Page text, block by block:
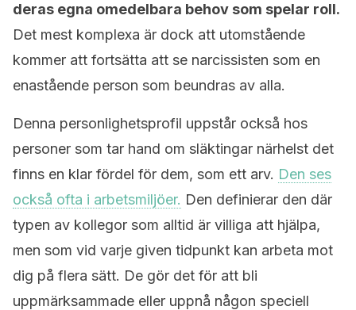
deras egna omedelbara behov som spelar roll.
Det mest komplexa är dock att utomstående
kommer att fortsätta att se narcissisten som en
enastående person som beundras av alla.
Denna personlighetsprofil uppstår också hos
personer som tar hand om släktingar närhelst det
finns en klar fördel för dem, som ett arv. Den ses
också ofta i arbetsmiljöer. Den definierar den där
typen av kollegor som alltid är villiga att hjälpa,
men som vid varje given tidpunkt kan arbeta mot
dig på flera sätt. De gör det för att bli
uppmärksammade eller uppnå någon speciell